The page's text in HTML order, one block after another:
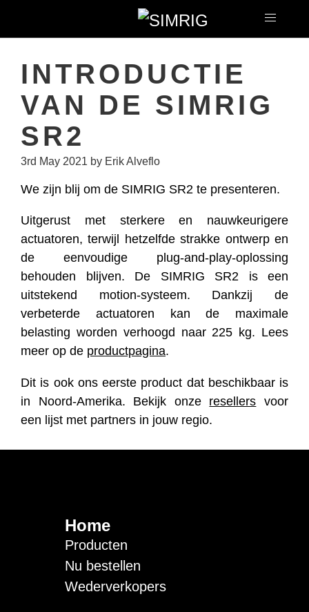
INTRODUCTIE
VAN DE SIMRIG
SR2
3rd May 2021 by Erik Alveflo
We zijn blij om de SIMRIG SR2 te presenteren.
Uitgerust met sterkere en nauwkeurigere
actuatoren, terwijl hetzelfde strakke ontwerp en
de eenvoudige plug-and-play-oplossing
behouden blijven. De SIMRIG SR2 is een
uitstekend motion-systeem. Dankzij de
verbeterde actuatoren kan de maximale
belasting worden verhoogd naar 225 kg. Lees
meer op de productpagina.
Dit is ook ons eerste product dat beschikbaar is
in Noord-Amerika. Bekijk onze resellers voor
een lijst met partners in jouw regio.
Home
Producten
Nu bestellen
Wederverkopers